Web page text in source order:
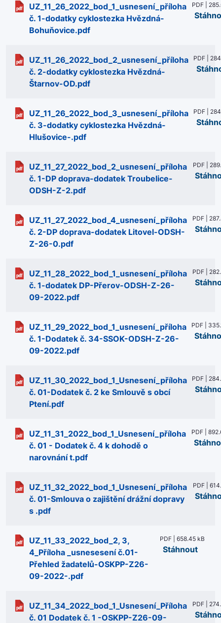
UZ_11_26_2022_bod_1_usnesení_příloha
č. 1-dodatky cyklostezka Hvězdná-
Bohuňovice.pdf
PDF |
UZ_11_26_2022_bod_2_usnesení_příloha
č. 2-dodatky cyklostezka Hvězdná-
Štarnov-OD.pdf
PDF |
UZ_11_26_2022_bod_3_usnesení_příloha
č. 3-dodatky cyklostezka Hvězdná-
Hlušovice-.pdf
PDF |
UZ_11_27_2022_bod_2_usnesení_příloha
č. 1-DP doprava-dodatek Troubelice-
ODSH-Z-2.pdf
PDF |
UZ_11_27_2022_bod_4_usnesení_příloha
č. 2-DP doprava-dodatek Litovel-ODSH-
Z-26-0.pdf
PDF |
UZ_11_28_2022_bod_1_usnesení_příloha
č. 1-dodatek DP-Přerov-ODSH-Z-26-
09-2022.pdf
PDF |
UZ_11_29_2022_bod_1_usnesení_příloha
č. 1-Dodatek č. 34-SSOK-ODSH-Z-26-
09-2022.pdf
PDF |
UZ_11_30_2022_bod_1_Usnesení_příloha
č. 01-Dodatek č. 2 ke Smlouvě s obcí
Ptení.pdf
PDF |
UZ_11_31_2022_bod_1_Usnesení_příloha
č. 01 - Dodatek č. 4 k dohodě o
narovnání t.pdf
PDF |
UZ_11_32_2022_bod_1_Usnesení_příloha
č. 01-Smlouva o zajištění drážní dopravy
s .pdf
PDF |
UZ_11_33_2022_bod_2, 3,
4_Příloha _usnesesení č.01-
Přehled žadatelů-OSKPP-Z26-
09-2022-.pdf
PDF | 658.45 kB
Stáhnout
UZ_11_34_2022_bod_1_Usnesení_Příloha
č. 01 Dodatek č. 1 -OSKPP-Z26-09-
PDF |